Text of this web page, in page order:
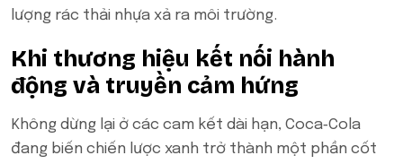
lượng rác thải nhựa xả ra môi trường.
Khi thương hiệu kết nối hành
động và truyền cảm hứng
Không dừng lại ở các cam kết dài hạn, Coca‑Cola
đang biến chiến lược xanh trở thành một phần cốt